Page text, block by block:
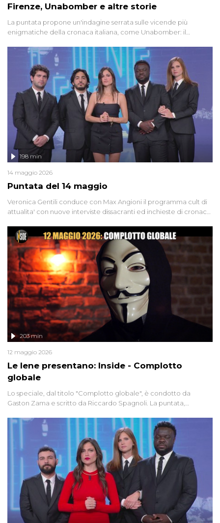
Firenze, Unabomber e altre storie
La puntata propone un'indagine serrata sulle vicende più
enigmatiche della cronaca italiana, come Unabomber: il
'90 e il 2000 che, inquietantemente, potrebbe essere ancora in
libertà. Lo speciale affronta inoltre le zone d'ombra sul Mostro di
Firenze, le cui responsabilità appaiono ancora oggi avvolte in un
groviglio di dubbi mai chiariti. Nel corso dello speciale anche
l'intervista inedita a Olindo Romano, realizzata ne...
Puntata del 14 maggio
198 min
14 maggio 2026
Veronica Gentili conduce con Max Angioni il programma cult di
attualita' con nuove interviste dissacranti ed inchieste di cronaca
Le Iene presentano: Inside - Complotto
globale
203 min
12 maggio 2026
Lo speciale, dal titolo "Complotto globale", è condotto da
Gaston Zama e scritto da Riccardo Spagnoli. La puntata,
racconta l'universo delle narrazioni alternative, dei sospetti
globali e del complottismo che negli ultimi anni hanno invaso
social network, talk show, piazze digitali e immaginario collettivo.